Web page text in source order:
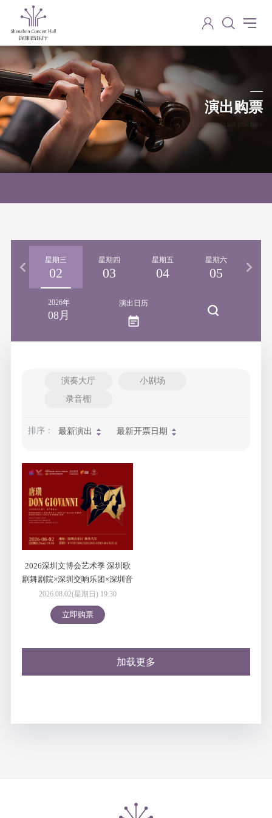
演出购票
Performance ticket purchase
星期三
02
星期四
03
星期五
04
星期六
05
2026年
08月
演出日历
演奏大厅
小剧场
录音棚
排序： 最新演出 最新开票日期
2026深圳文博会艺术季 深圳歌
剧舞剧院×深圳交响乐团×深圳音
乐厅 联合呈现 特别制作 纪念莫
扎特诞辰270周年音乐会版歌剧
《唐璜》
2026.08.02(星期日) 19:30
立即购票
加载更多